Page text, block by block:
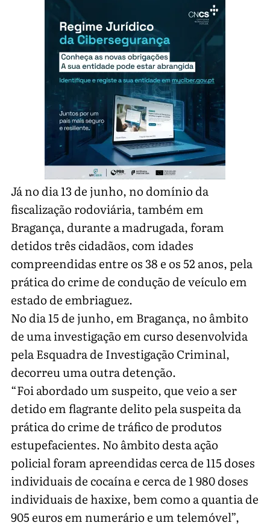
Já no dia 13 de junho, no domínio da
fiscalização rodoviária, também em
Bragança, durante a madrugada, foram
detidos três cidadãos, com idades
compreendidas entre os 38 e os 52 anos, pela
prática do crime de condução de veículo em
estado de embriaguez.
No dia 15 de junho, em Bragança, no âmbito
de uma investigação em curso desenvolvida
pela Esquadra de Investigação Criminal,
decorreu uma outra detenção.
“Foi abordado um suspeito, que veio a ser
detido em flagrante delito pela suspeita da
prática do crime de tráfico de produtos
estupefacientes. No âmbito desta ação
policial foram apreendidas cerca de 115 doses
individuais de cocaína e cerca de 1 980 doses
individuais de haxixe, bem como a quantia de
905 euros em numerário e um telemóvel”,